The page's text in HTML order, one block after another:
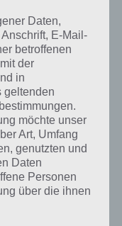
indem du in der App
hast du hier stets
nicht mehr?
Menschen in
sein sollte oder
teile uns die
Daten,
E-Mail-
betroffenen
der
in
geltenden
möchte unser
Art, Umfang
genutzten und
Daten
Personen
über die ihnen